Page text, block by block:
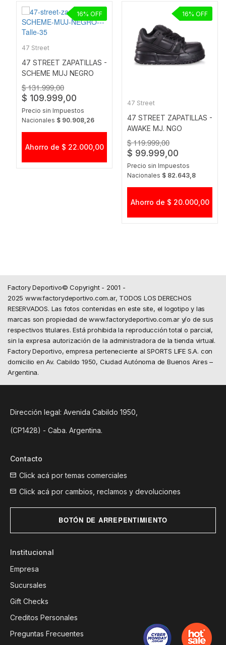
47 Street
47 STREET ZAPATILLAS -
SCHEME MUJ NEGRO
$ 131.999,00
$ 109.999,00
Precio sin Impuestos
Nacionales $ 90.908,26
16
Ahorro de $ 22.000,00
47 Street
47 STREET ZAPATILLAS -
AWAKE MJ. NGO
$ 119.999,00
$ 99.999,00
Precio sin Impuestos
Nacionales $ 82.643,8
16
Ahorro de $ 20.000,00
Factory Deportivo© Copyright - 2001 -
2025 www.factorydeportivo.com.ar, TODOS LOS DERECHOS
RESERVADOS. Las fotos contenidas en este site, el logotipo y las
marcas son propiedad de www.factorydeportivo.com.ar y/o de sus
respectivos titulares. Está prohibida la reproducción total o parcial,
sin la expresa autorización de la administradora de la tienda virtual.
Factory Deportivo, empresa perteneciente al SPORTS LIFE S.A. con
domicilio en Av. Cabildo 1950, Ciudad Autónoma de Buenos Aires –
Argentina.
Dirección legal: Avenida Cabildo 1950,
(CP1428) - Caba. Argentina.
Institucional
Empresa
Sucursales
Gift Checks
Creditos Personales
Preguntas Frecuentes
Contacto
Click acá por temas comerciales
Click acá por cambios, reclamos y devoluciones
BOTÓN DE ARREPENTIMIENTO